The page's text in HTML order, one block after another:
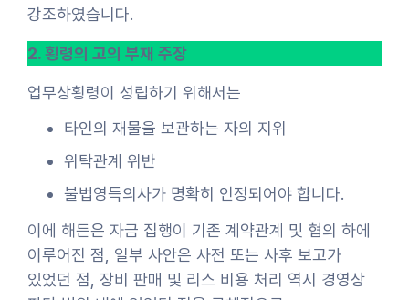
강조하였습니다.
2. 횡령의 고의 부재 주장
업무상횡령이 성립하기 위해서는
타인의 재물을 보관하는 자의 지위
위탁관계 위반
불법영득의사가 명확히 인정되어야 합니다.
이에 해든은 자금 집행이 기존 계약관계 및 협의 하에
이루어진 점, 일부 사안은 사전 또는 사후 보고가
있었던 점, 장비 판매 및 리스 비용 처리 역시 경영상